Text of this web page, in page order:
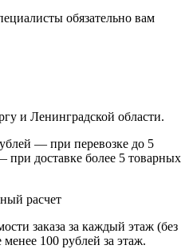
обязательно вам
и Ленинградской области.
— при перевозке до 5
при доставке более 5 товарных
расчет
заказа за каждый этаж (без
100 рублей за этаж.